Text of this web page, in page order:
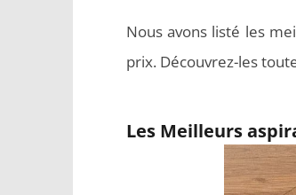
Nous avons listé les
prix. Découvrez-les
Les Meilleurs